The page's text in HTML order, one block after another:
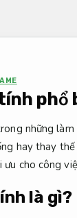
những
hay thay
ưu cho công
là gì?